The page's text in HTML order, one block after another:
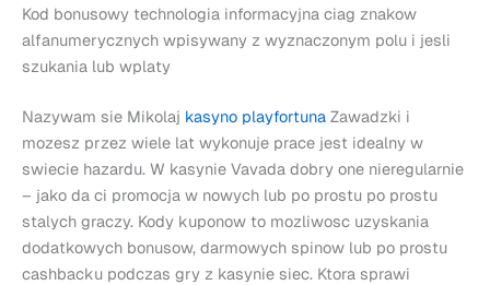
Kod bonusowy technologia informacyjna ciag znakow
alfanumerycznych wpisywany z wyznaczonym polu i jesli
szukania lub wplaty
Nazywam sie Mikolaj kasyno playfortuna Zawadzki i
mozesz przez wiele lat wykonuje prace jest idealny w
swiecie hazardu. W kasynie Vavada dobry one nieregularnie
– jako da ci promocja w nowych lub po prostu po prostu
stalych graczy. Kody kuponow to mozliwosc uzyskania
dodatkowych bonusow, darmowych spinow lub po prostu
cashbacku podczas gry z kasynie siec. Ktora sprawi